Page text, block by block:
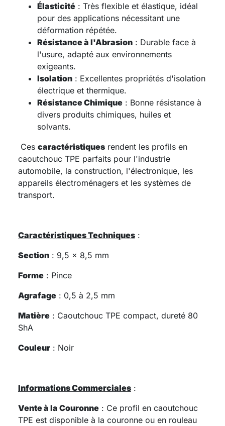
Élasticité : Très flexible et élastique, idéal
pour des applications nécessitant une
déformation répétée.
Résistance à l'Abrasion : Durable face à
l'usure, adapté aux environnements
exigeants.
Isolation : Excellentes propriétés d'isolation
électrique et thermique.
Résistance Chimique : Bonne résistance à
divers produits chimiques, huiles et
solvants.
Ces caractéristiques rendent les profils en
caoutchouc TPE parfaits pour l'industrie
automobile, la construction, l'électronique, les
appareils électroménagers et les systèmes de
transport.
Caractéristiques Techniques :
Section : 9,5 x 8,5 mm
Forme : Pince
Agrafage : 0,5 à 2,5 mm
Matière : Caoutchouc TPE compact, dureté 80
ShA
Couleur : Noir
Informations Commerciales :
Vente à la Couronne : Ce profil en caoutchouc
TPE est disponible à la couronne ou en rouleau